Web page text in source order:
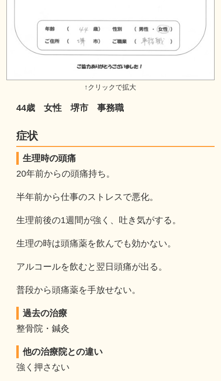
44歳 女性 堺市 事務職
症状
生理時の頭痛
20年前からの頭痛持ち。
半年前から仕事のストレスで悪化。
生理前後の1週間が強く、吐き気がする。
生理の時は頭痛薬を飲んでも効かない。
アルコールを飲むと翌日頭痛が出る。
普段から頭痛薬を手放せない。
過去の治療
整骨院・鍼灸
他の治療院との違い
強く押さない